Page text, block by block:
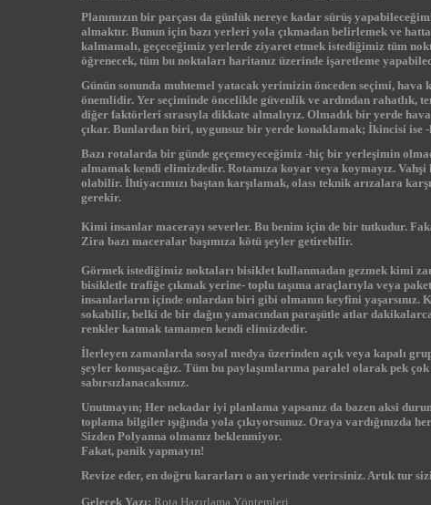
Planımızın bir parçası da günlük nereye kadar sürüş
almaktır. Bunun için bazı yerleri yola çıkmadan belirlemek ve
kalmamalı, geçeceğimiz yerlerde ziyaret etmek istediğimiz tüm
öğrenecek, tüm bu noktaları haritanız üzerinde işaretleme
Günün sonunda muhtemel yatacak yerimizin önceden seçimi,
önemlidir. Yer seçiminde öncelikle güvenlik ve ardından
diğer faktörleri sırasıyla dikkate almalıyız. Olmadık bir yerde
çıkar. Bunlardan biri, uygunsuz bir yerde konaklamak; İkincisi ise -
Bazı rotalarda bir günde geçemeyeceğimiz -hiç bir yerleşimin
almamak kendi elimizdedir. Rotamıza koyar veya koymayız. Vahşi
olabilir. İhtiyacımızı baştan karşılamak, olası teknik arızalara
gerekir.
Kimi insanlar macerayı severler. Bu benim için de bir tutkudur.
Zira bazı maceralar başımıza kötü şeyler getirebilir.
Görmek istediğimiz noktaları bisiklet kullanmadan gezmek kimi
bisikletle trafiğe çıkmak yerine- toplu taşıma araçlarıyla veya
insanlarların içinde onlardan biri gibi olmanın keyfini
sokabilir, belki de bir dağın yamacından paraşütle atlar
renkler katmak tamamen kendi elimizdedir.
İlerleyen zamanlarda sosyal medya üzerinden açık veya kapalı
şeyler konuşacağız. Tüm bu paylaşımlarıma paralel olarak pek
sabırsızlanacaksınız.
Unutmayın; Her nekadar iyi planlama yapsanız da bazen aksi
toplama bilgiler ışığında yola çıkıyorsunuz. Oraya vardığınızda
Sizden Polyanna olmanız beklenmiyor.
Fakat, panik yapmayın!
Revize eder, en doğru kararları o an yerinde verirsiniz. Artık tur
Gelecek Yazı: Rota Hazırlama Yöntemleri